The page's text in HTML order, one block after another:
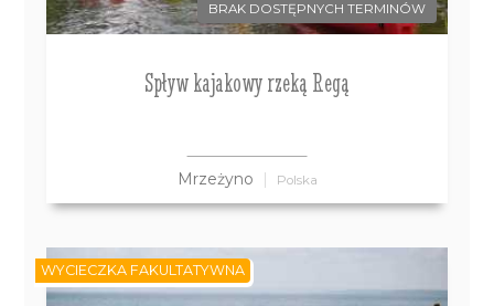
BRAK DOSTĘPNYCH TERMINÓW
Spływ kajakowy rzeką Regą
Mrzeżyno Polska
WYCIECZKA FAKULTATYWNA